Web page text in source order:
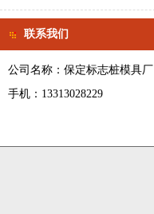
联系我们
公司名称：保定标志桩模具厂
手机：13313028229